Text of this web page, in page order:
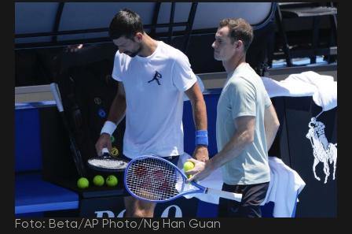
Foto: Beta/AP Photo/Ng Han Guan